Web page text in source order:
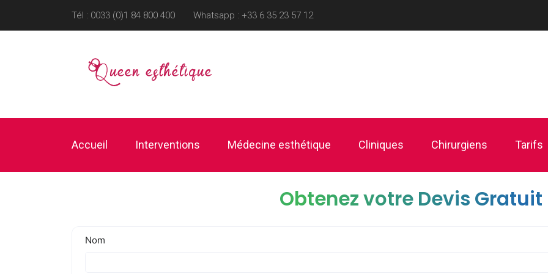
Tél : 0033 (0)1 84 800 400 Whatsapp : +33 6 35 23 57 12
Accueil Interventions Médecine esthétique Cliniques Chirurgiens Tarifs
Obtenez votre Devis Gratuit